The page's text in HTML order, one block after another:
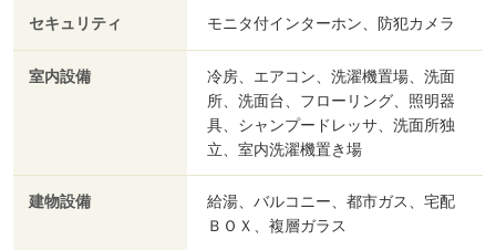
セキュリティ モニタ付インターホン、防犯カメラ
室内設備
冷房、エアコン、洗濯機置場、洗面
所、洗面台、フローリング、照明器
具、シャンプードレッサ、洗面所独
立、室内洗濯機置き場
建物設備
給湯、バルコニー、都市ガス、宅配
ＢＯＸ、複層ガラス